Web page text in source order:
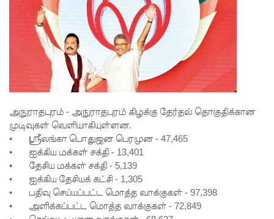
வெளியீடு!
மகசின்
சிறைக்கு
பொருள்
வீச
முயன்ற
இருவர்
கைது!
அநுராதபுரம் - அநுராதபுரம் கிழக்கு தேர்தல் தொகுதிக்கான
முடிவுகள் வெளியாகியுள்ளன.
•
ஸ்ரீலங்கா பொதுஜன பெரமுன - 47,465
•
ஐக்கிய மக்கள் சக்தி - 13,401
•
தேசிய மக்கள் சக்தி - 5,139
•
ஐக்கிய தேசியக் கட்சி - 1,305
•
பதிவு செய்யப்பட்ட மொத்த வாக்குகள் - 97,398
•
அளிக்கப்பட்ட மொத்த வாக்குகள் - 72,849